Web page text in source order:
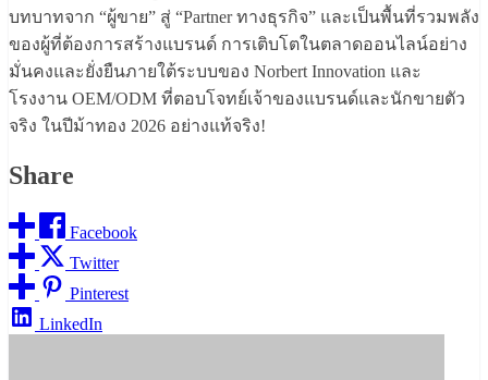
บทบาทจาก “ผู้ขาย” สู่ “Partner ทางธุรกิจ” และเป็นพื้นที่รวมพลัง
ของผู้ที่ต้องการสร้างแบรนด์ การเติบโตในตลาดออนไลน์อย่าง
มั่นคงและยั่งยืนภายใต้ระบบของ Norbert Innovation และ
โรงงาน OEM/ODM ที่ตอบโจทย์เจ้าของแบรนด์และนักขายตัว
จริง ในปีม้าทอง 2026 อย่างแท้จริง!
Share
Facebook
Twitter
Pinterest
LinkedIn